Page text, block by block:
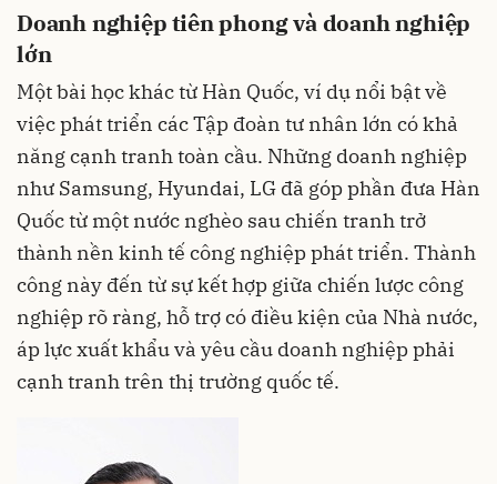
Doanh nghiệp tiên phong và doanh nghiệp
lớn
Một bài học khác từ Hàn Quốc, ví dụ nổi bật về
việc phát triển các Tập đoàn tư nhân lớn có khả
năng cạnh tranh toàn cầu. Những doanh nghiệp
như Samsung, Hyundai, LG đã góp phần đưa Hàn
Quốc từ một nước nghèo sau chiến tranh trở
thành nền kinh tế công nghiệp phát triển. Thành
công này đến từ sự kết hợp giữa chiến lược công
nghiệp rõ ràng, hỗ trợ có điều kiện của Nhà nước,
áp lực xuất khẩu và yêu cầu doanh nghiệp phải
cạnh tranh trên thị trường quốc tế.